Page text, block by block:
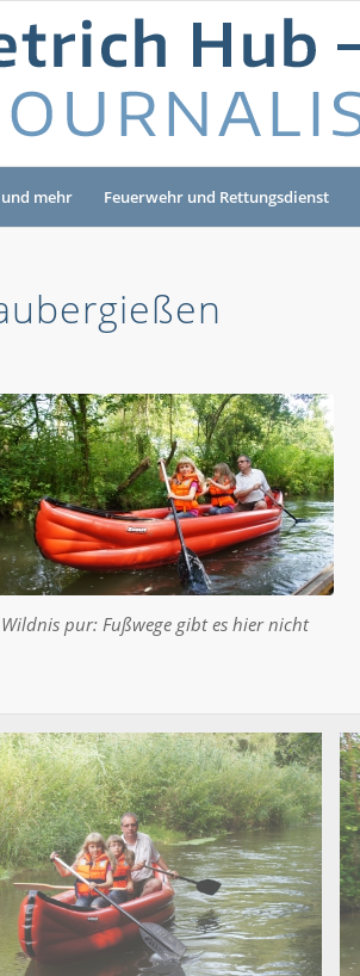
mehr Feuerwehr und Rettungsdienst
Wildnis pur: Fußwege gibt es hier nicht